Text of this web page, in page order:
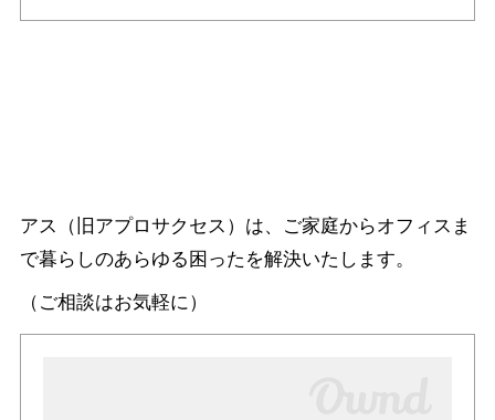
アス（旧アプロサクセス）は、ご家庭からオフィスま
で暮らしのあらゆる困ったを解決いたします。
（ご相談はお気軽に）